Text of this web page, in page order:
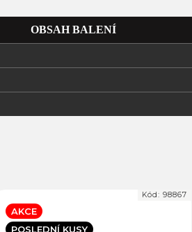
OBSAH BALENÍ
AKCE
POSLEDNÍ KUSY
Kód: 98867